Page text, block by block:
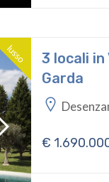
lusso
3 locali in
Garda
€